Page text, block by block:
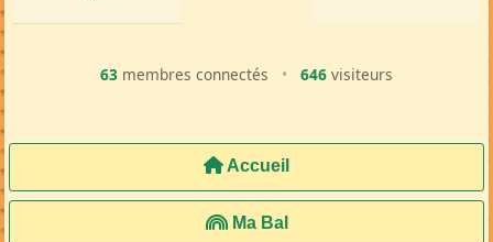
63 membres connectés • 646 visiteurs
Accueil
Ma Bal